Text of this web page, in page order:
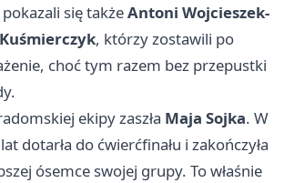
się takżeAntoni Wojcieszek-
, którzy zostawili po
choć tym razem bez przepustki
ekipy zaszła Maja Sojka. W
dotarła do ćwierćfinału i zakończyła
ósemce swojej grupy. To właśnie